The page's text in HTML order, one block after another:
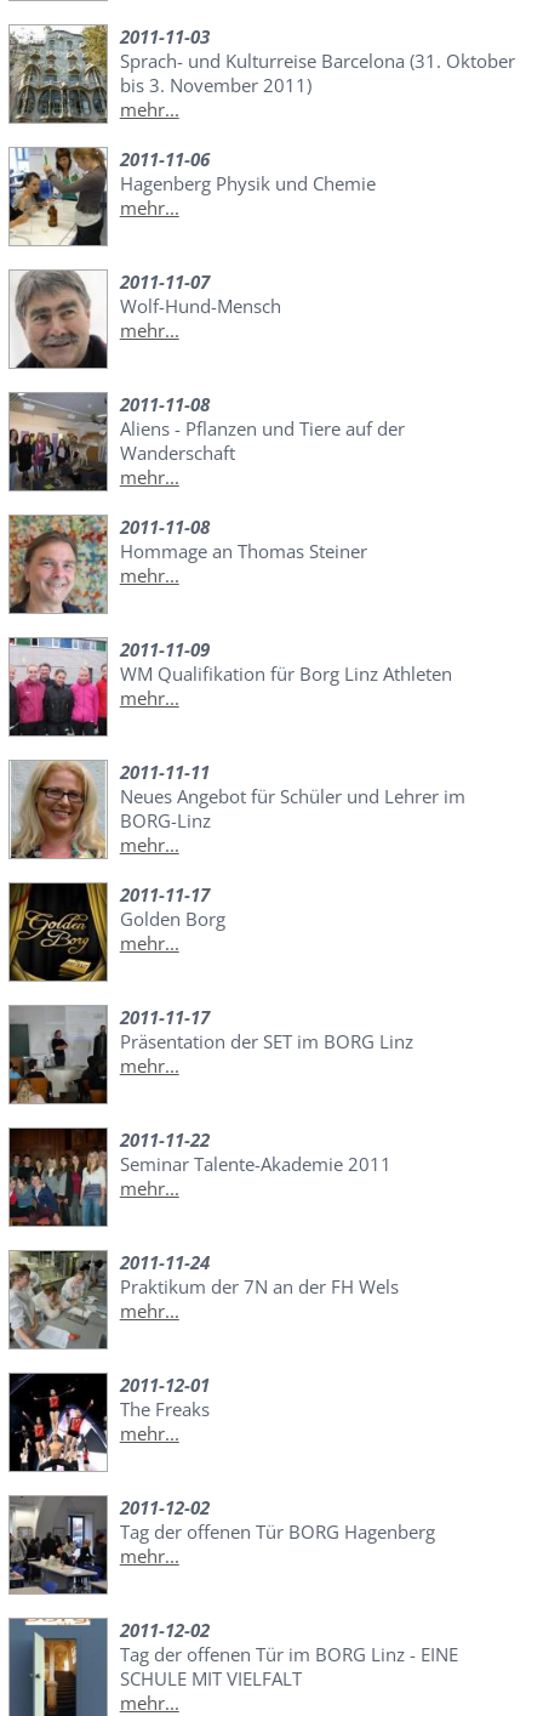
2011-11-03
Sprach- und Kulturreise Barcelona (31. Oktober
bis 3. November 2011)
mehr...
2011-11-06
Hagenberg Physik und Chemie
mehr...
2011-11-07
Wolf-Hund-Mensch
mehr...
2011-11-08
Aliens - Pflanzen und Tiere auf der
Wanderschaft
mehr...
2011-11-08
Hommage an Thomas Steiner
mehr...
2011-11-09
WM Qualifikation für Borg Linz Athleten
mehr...
2011-11-11
Neues Angebot für Schüler und Lehrer im
BORG-Linz
mehr...
2011-11-17
Golden Borg
mehr...
2011-11-17
Präsentation der SET im BORG Linz
mehr...
2011-11-22
Seminar Talente-Akademie 2011
mehr...
2011-11-24
Praktikum der 7N an der FH Wels
mehr...
2011-12-01
The Freaks
mehr...
2011-12-02
Tag der offenen Tür BORG Hagenberg
mehr...
2011-12-02
Tag der offenen Tür im BORG Linz - EINE
SCHULE MIT VIELFALT
mehr...